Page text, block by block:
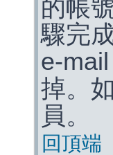
的帳
驟完
e-
掉。
員。
回頂端